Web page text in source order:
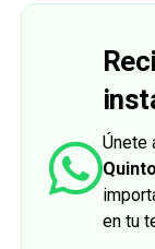
Únete
en tu